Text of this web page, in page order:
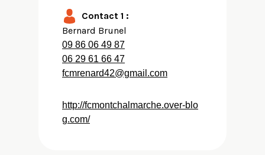
Contact 1 :
Bernard Brunel
09 86 06 49 87
06 29 61 66 47
fcmrenard42@gmail.com
http://fcmontchalmarche.over-blo
g.com/